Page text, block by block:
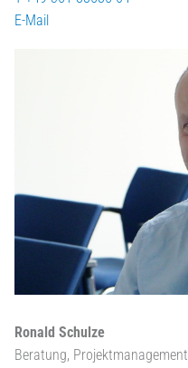
E-Mail
Ronald Schulze
Beratung, Projektmanagement